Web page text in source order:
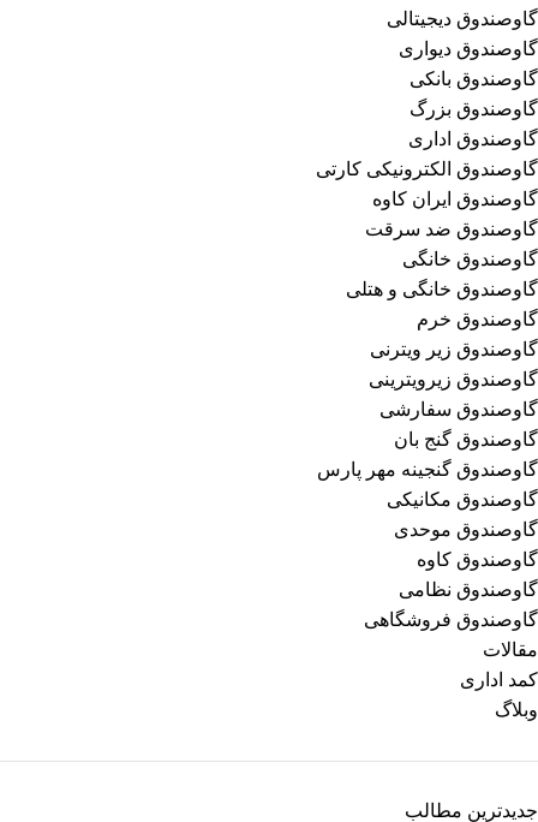
گاوصندوق دیجیتالی
گاوصندوق دیواری
گاوصندوق بانکی
گاوصندوق بزرگ
گاوصندوق اداری
گاوصندوق الکترونیکی کارتی
گاوصندوق ایران کاوه
گاوصندوق ضد سرقت
گاوصندوق خانگی
گاوصندوق خانگی و هتلی
گاوصندوق خرم
گاوصندوق زیر ویترنی
گاوصندوق زیرویترینی
گاوصندوق سفارشی
گاوصندوق گنج بان
گاوصندوق گنجینه مهر پارس
گاوصندوق مکانیکی
گاوصندوق موحدی
گاوصندوق کاوه
گاوصندوق نظامی
گاوصندوق فروشگاهی
مقالات
کمد اداری
وبلاگ
جدیدترین مطالب